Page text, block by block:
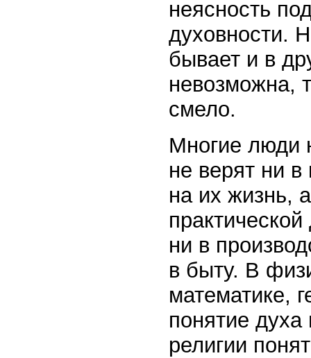
неясность
духовности.
бывает и в
невозможна,
смело.
Многие люди
не верят ни в
на их жизнь,
ни в
в быту. В
математике,
понятие
религии